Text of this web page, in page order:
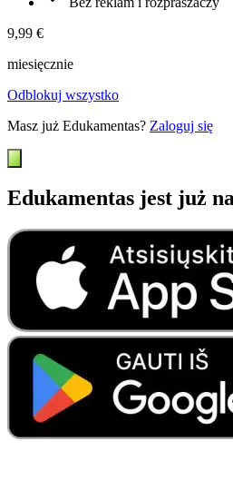
9,99 €
miesięcznie
Odblokuj wszystko
Masz już Edukamentas? Zaloguj się
Edukamentas jest już